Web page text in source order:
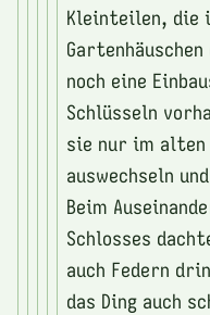
Kleinteilen, die
noch eine
Schlüsseln
sie nur im
auswechseln
Beim
Schlosses
auch Federn
das Ding auch